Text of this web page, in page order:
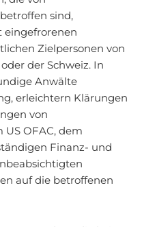
sind,
eingefrorenen
Zielpersonen von
der Schweiz. In
Anwälte
erleichtern Klärungen
von
OFAC, dem
Finanz- und
auf die betroffenen